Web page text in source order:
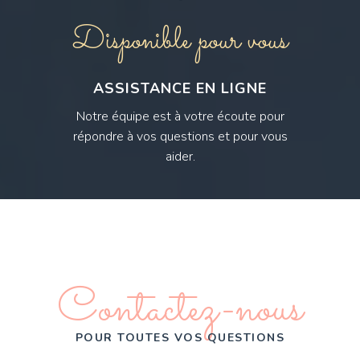
Disponible pour vous
ASSISTANCE EN LIGNE
Notre équipe est à votre écoute pour
répondre à vos questions et pour vous
aider.
Contactez-nous
POUR TOUTES VOS QUESTIONS